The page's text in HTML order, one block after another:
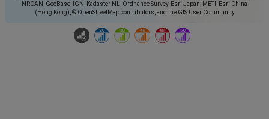
NRCAN, GeoBase, IGN, Kadaster NL, Ordnance Survey, Esri Japan, METI, Esri China
(Hong Kong), © OpenStreetMap contributors, and the GIS User Community